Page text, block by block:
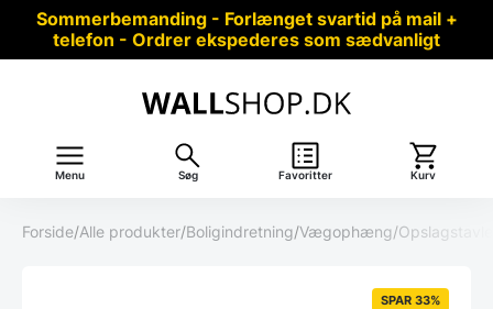
Sommerbemanding - Forlænget svartid på mail +
telefon - Ordrer ekspederes som sædvanligt
Menu Søg Favoritter Kurv
Forside/Alle produkter/Boligindretning/Vægophæng/
SPAR 33%